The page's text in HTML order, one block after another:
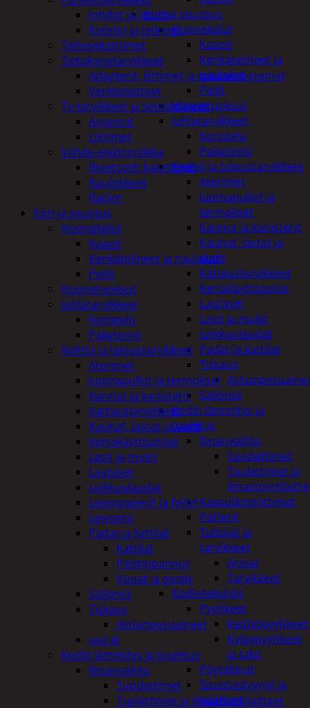
Koti ja sisustus
Huonekalut
Kaapit
Kenkätelineet ja
naulakot
Peilit
Huonetuoksut
Juhlatarvikkeet
Koristelu
Paketointi
Keittiö ja taloustarvikkeet
Aterimet
Juomapullot ja
termokset
Kannut ja kanisterit
Kauhat, lastat ja
sudit
Kattaustarvikkeet
Kertakäyttöastiat
Lautaset
Lasit ja mukit
Leikkuulaudat
Padat ja kattilat
Tiskaus
Säilöntä
Kodin lämmitys ja
tuuletus
Ilmanvaihto
Suodattimet
Tuulettimet ja
Kaasulämmittimet
Patterit
Tulisijat ja
tarvikkeet
Arinat
Tarvikkeet
Kodintekstiilit
Pyyhkeet
Keittiöpyyhkeet
Kylpypyyhkeet
ja takit
Pöytäliinat
Sisustustyynyt ja
päälliset
Johdot ja laturit
Kotelot ja telineet
Tehosekoittimet
Tietokonetarvikkeet
Adapterit, liittimet ja telakointiasemat
Verkkolaitteet
Tv-tarvikkeet ja seinätelineet
Antennit
Liittimet
Viihde-elektroniikka
Bluetooth kaiuttimet
Kuulokkeet
Radiot
Koti ja sisustus
Huonekalut
Kaapit
Kenkätelineet ja naulakot
Peilit
Huonetuoksut
Juhlatarvikkeet
Koristelu
Paketointi
Keittiö ja taloustarvikkeet
Aterimet
Juomapullot ja termokset
Kannut ja kanisterit
Kattaustarvikkeet
Kauhat, lastat ja sudit
Kertakäyttöastiat
Lasit ja mukit
Lautaset
Leikkuulaudat
Leivinpaperit ja foliot
Leivonta
Padat ja kattilat
Kattilat
Paistinpannut
Vuoat ja padat
Säilöntä
Tiskaus
Astianpesuaineet
vaa'at
Kodin lämmitys ja tuuletus
Ilmanvaihto
Suodattimet
Tuulettimet ja Ilmastointilaitteet